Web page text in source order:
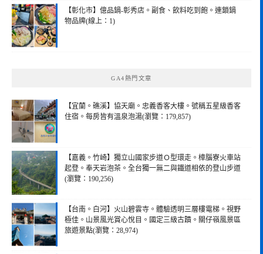
【彰化市】億品鍋-彰秀店。副食、飲料吃到飽。連鎖鍋
物品牌(線上：1)
GA4熱門文章
【宜蘭。礁溪】協天廟。忠義香客大樓。號稱五星級香客
住宿。每房皆有溫泉泡湯(瀏覽：179,857)
【嘉義。竹崎】獨立山國家步道Ｏ型環走。樟腦寮火車站
起登。奉天岩泡茶。全台獨一無二與鐵道相依的登山步道
(瀏覽：190,256)
【台南。白河】火山碧雲寺。體驗透明三層樓電梯。視野
極佳。山景風光賞心悅目。國定三級古蹟。關仔嶺風景區
旅遊景點(瀏覽：28,974)